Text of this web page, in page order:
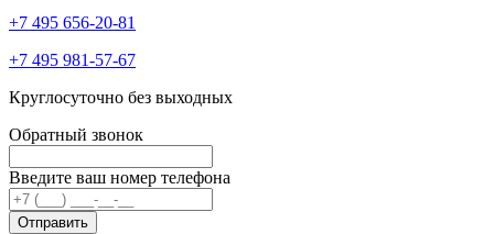
+7 495 656-20-81
+7 495 981-57-67
Круглосуточно без выходных
Обратный звонок
Введите ваш номер телефона